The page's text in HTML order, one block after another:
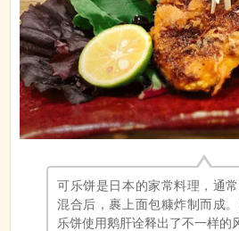
可乐饼是日本的家常料理，通
混合后，裹上面包糠炸制而成
乐饼使用鹅肝诠释出了不一样的